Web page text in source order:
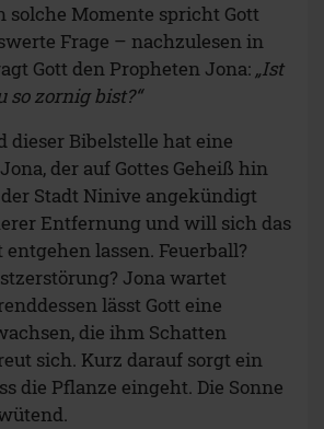
Momente spricht Gott
Frage – nachzulesen in
Gott den Propheten Jona: „Ist
so zornig bist?“
dieser Bibelstelle hat eine
der auf Gottes Geheiß hin
Stadt Ninive angekündigt
Entfernung und will sich das
lassen. Feuerball?
Jona wartet
lässt Gott eine
die ihm Schatten
sich. Kurz darauf sorgt ein
die Pflanze eingeht. Die Sonne